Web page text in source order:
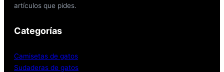
artículos que pides.
Categorías
Camisetas de gatos
Sudaderas de gatos